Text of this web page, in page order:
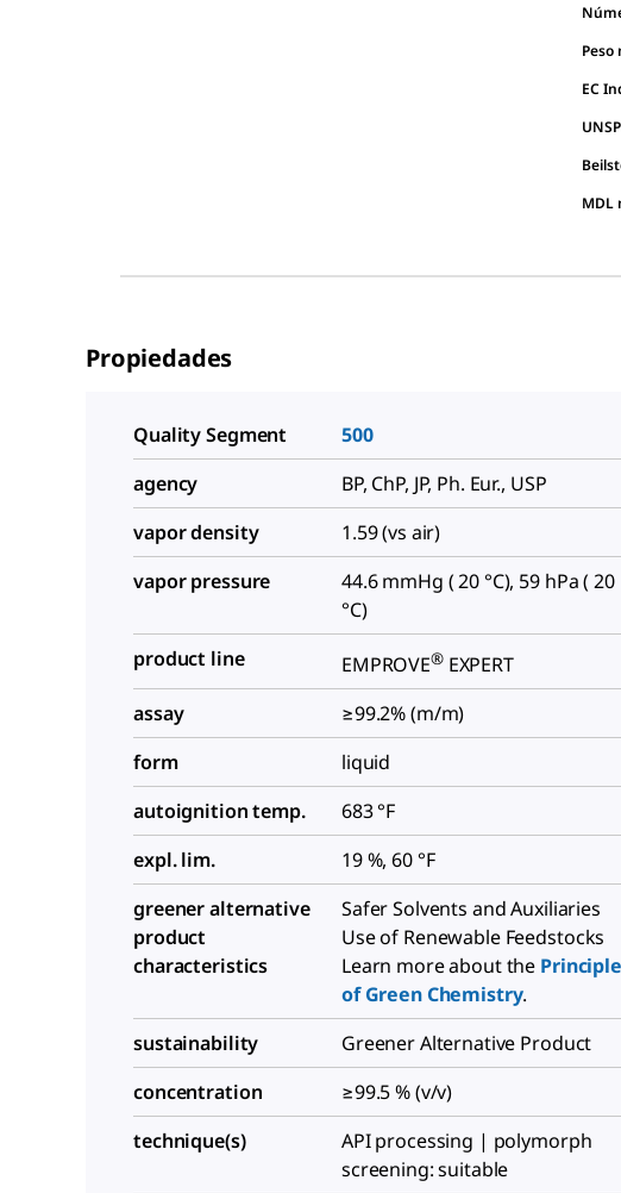
Peso
EC
MDL
Propiedades
Quality Segment
500
agency
BP, ChP, JP, Ph. Eur., USP
vapor density
1.59 (vs air)
vapor pressure
44.6 mmHg ( 20 °C), 59 hPa ( 20
°C)
product line
EMPROVE®EXPERT
assay
≥99.2% (m/m)
form
liquid
autoignition temp.
683 °F
expl. lim.
19 %, 60 °F
greener alternative
product
characteristics
Safer Solvents and Auxiliaries
Use of Renewable Feedstocks
Learn more about the
of Green Chemistry.
sustainability
Greener Alternative Product
concentration
≥99.5 % (v/v)
technique(s)
API processing | polymorph
screening: suitable